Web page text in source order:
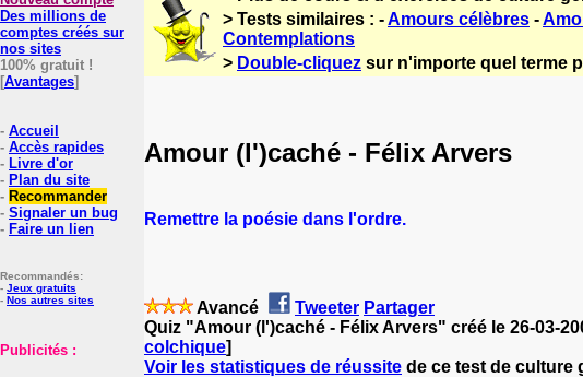
Des millions de
comptes créés sur
nos sites
100% gratuit !
[Avantages]
- Accueil
- Accès rapides
- Livre d'or
- Plan du site
- Recommander
- Signaler un bug
- Faire un lien
Recommandés:
- Jeux gratuits
- Nos autres sites
Publicités :
> Tests similaires : -Amours célèbres -
Contemplations
> Double-cliquez sur n'importe quel terme
Amour (l')caché - Félix Arvers
Remettre la poésie dans l'ordre.
Avancé Tweeter Partager
Quiz "Amour (l')caché - Félix Arvers" créé le 26-03-
colchique]
Voir les statistiques de réussite de ce test de culture